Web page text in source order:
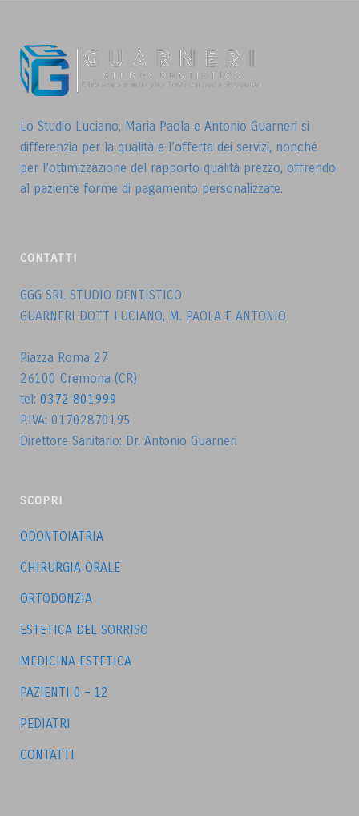
Lo Studio Luciano, Maria Paola e Antonio Guarneri si
differenzia per la qualità e l’offerta dei servizi, nonché
per l’ottimizzazione del rapporto qualità prezzo, offrendo
al paziente forme di pagamento personalizzate.
CONTATTI
GGG SRL STUDIO DENTISTICO
GUARNERI DOTT LUCIANO, M. PAOLA E ANTONIO
Piazza Roma 27
26100 Cremona (CR)
tel: 0372 801999
P.IVA: 01702870195
Direttore Sanitario: Dr. Antonio Guarneri
SCOPRI
ODONTOIATRIA
CHIRURGIA ORALE
ORTODONZIA
ESTETICA DEL SORRISO
MEDICINA ESTETICA
PAZIENTI 0 – 12
PEDIATRI
CONTATTI